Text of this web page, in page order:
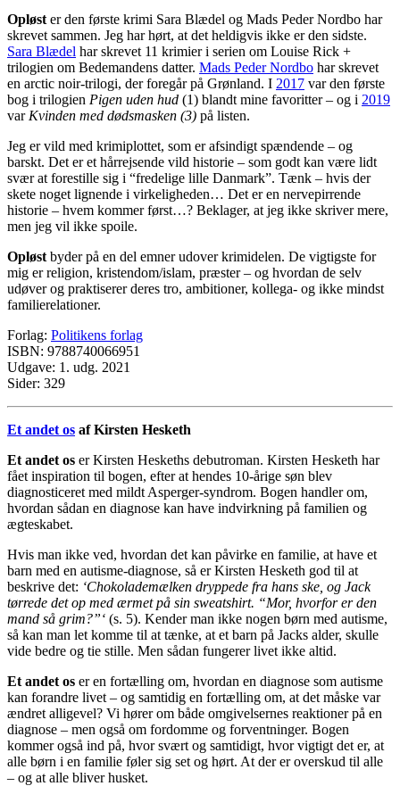
Opløst er den første krimi Sara Blædel og Mads Peder Nordbo har
skrevet sammen. Jeg har hørt, at det heldigvis ikke er den sidste.
Sara Blædel har skrevet 11 krimier i serien om Louise Rick +
trilogien om Bedemandens datter. Mads Peder Nordbo har skrevet
en arctic noir-trilogi, der foregår på Grønland. I 2017 var den første
bog i trilogien Pigen uden hud (1) blandt mine favoritter – og i 2019
var Kvinden med dødsmasken (3) på listen.
Jeg er vild med krimiplottet, som er afsindigt spændende – og
barskt. Det er et hårrejsende vild historie – som godt kan være lidt
svær at forestille sig i “fredelige lille Danmark”. Tænk – hvis der
skete noget lignende i virkeligheden… Det er en nervepirrende
historie – hvem kommer først…? Beklager, at jeg ikke skriver mere,
men jeg vil ikke spoile.
Opløst byder på en del emner udover krimidelen. De vigtigste for
mig er religion, kristendom/islam, præster – og hvordan de selv
udøver og praktiserer deres tro, ambitioner, kollega- og ikke mindst
familierelationer.
Forlag: Politikens forlag
ISBN: 9788740066951
Udgave: 1. udg. 2021
Sider: 329
Et andet os af Kirsten Hesketh
Et andet os er Kirsten Heskeths debutroman. Kirsten Hesketh har
fået inspiration til bogen, efter at hendes 10-årige søn blev
diagnosticeret med mildt Asperger-syndrom. Bogen handler om,
hvordan sådan en diagnose kan have indvirkning på familien og
ægteskabet.
Hvis man ikke ved, hvordan det kan påvirke en familie, at have et
barn med en autisme-diagnose, så er Kirsten Hesketh god til at
beskrive det: ‘Chokolademælken dryppede fra hans ske, og Jack
tørrede det op med ærmet på sin sweatshirt. “Mor, hvorfor er den
mand så grim?”‘ (s. 5). Kender man ikke nogen børn med autisme,
så kan man let komme til at tænke, at et barn på Jacks alder, skulle
vide bedre og tie stille. Men sådan fungerer livet ikke altid.
Et andet os er en fortælling om, hvordan en diagnose som autisme
kan forandre livet – og samtidig en fortælling om, at det måske var
ændret alligevel? Vi hører om både omgivelsernes reaktioner på en
diagnose – men også om fordomme og forventninger. Bogen
kommer også ind på, hvor svært og samtidigt, hvor vigtigt det er, at
alle børn i en familie føler sig set og hørt. At der er overskud til alle
– og at alle bliver husket.